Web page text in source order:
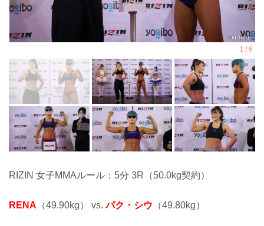
RIZIN 女子MMAルール：5分 3R（50.0kg契約）
RENA （49.90kg） vs.パク・シウ （49.80kg）